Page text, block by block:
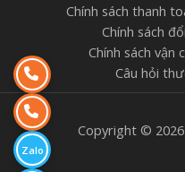
Chính sách thanh
Chính sách
Chính sách vận
Câu hỏi
Copyright ©
Zalo